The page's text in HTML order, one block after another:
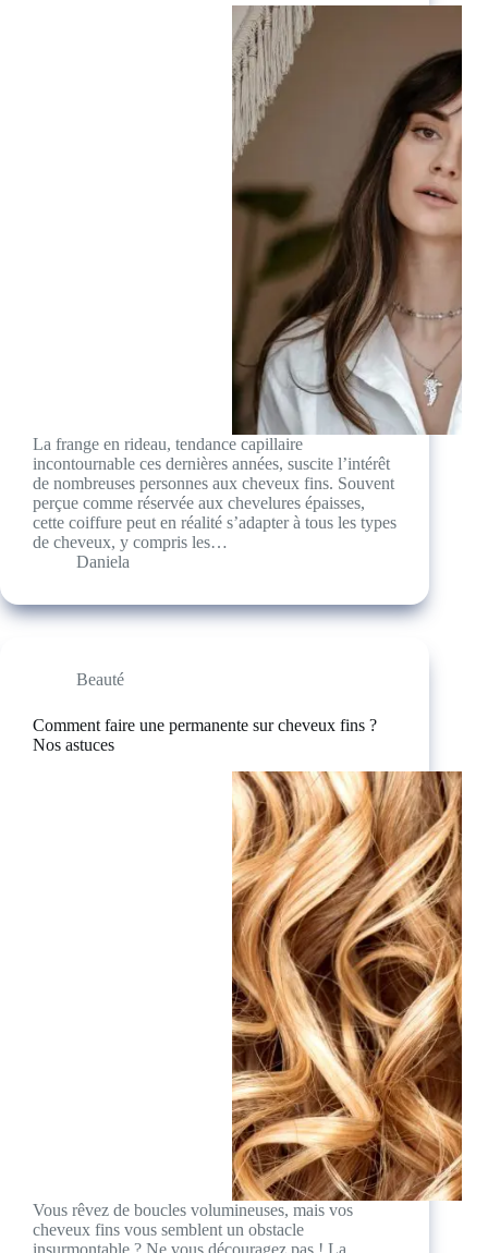
La frange en rideau, tendance capillaire
incontournable ces dernières années, suscite l’intérêt
de nombreuses personnes aux cheveux fins. Souvent
perçue comme réservée aux chevelures épaisses,
cette coiffure peut en réalité s’adapter à tous les types
de cheveux, y compris les…
Daniela
Beauté
Comment faire une permanente sur cheveux fins ?
Nos astuces
Vous rêvez de boucles volumineuses, mais vos
cheveux fins vous semblent un obstacle